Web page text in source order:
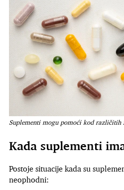
Suplementi mogu pomoći kod različitih
Kada suplementi
Postoje situacije kada su
neophodni: